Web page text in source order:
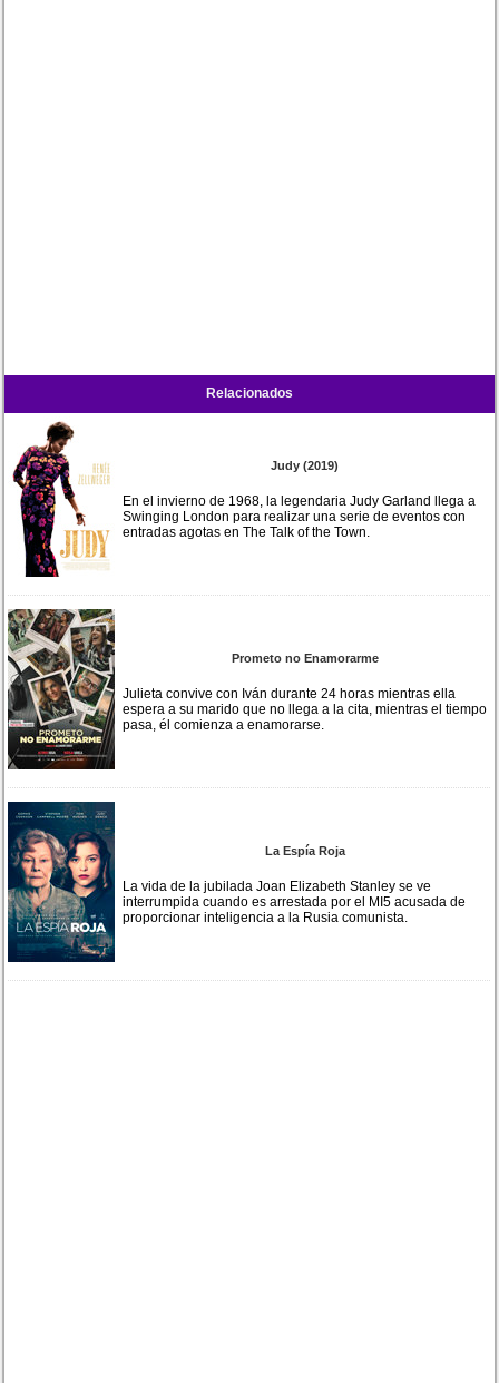
Relacionados
Judy (2019)
En el invierno de 1968, la legendaria Judy Garland llega a
Swinging London para realizar una serie de eventos con
entradas agotas en The Talk of the Town.
Prometo no Enamorarme
Julieta convive con Iván durante 24 horas mientras ella
espera a su marido que no llega a la cita, mientras el tiempo
pasa, él comienza a enamorarse.
La Espía Roja
La vida de la jubilada Joan Elizabeth Stanley se ve
interrumpida cuando es arrestada por el MI5 acusada de
proporcionar inteligencia a la Rusia comunista.